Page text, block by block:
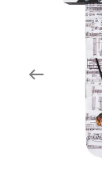
Aktuální
Aukce
Aktuality
Zlín Film